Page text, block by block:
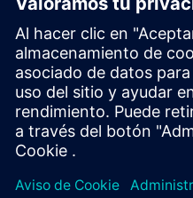
şunları yapabilirsiniz:
anlamak
fonksiyon blokları dahil
IO ve sürücüden
diagnostik araçları
tanı bilgilerini bir STEP 7
üzerinden CPU – CPU iletişimi
SIMATIC S7-1200 sistem